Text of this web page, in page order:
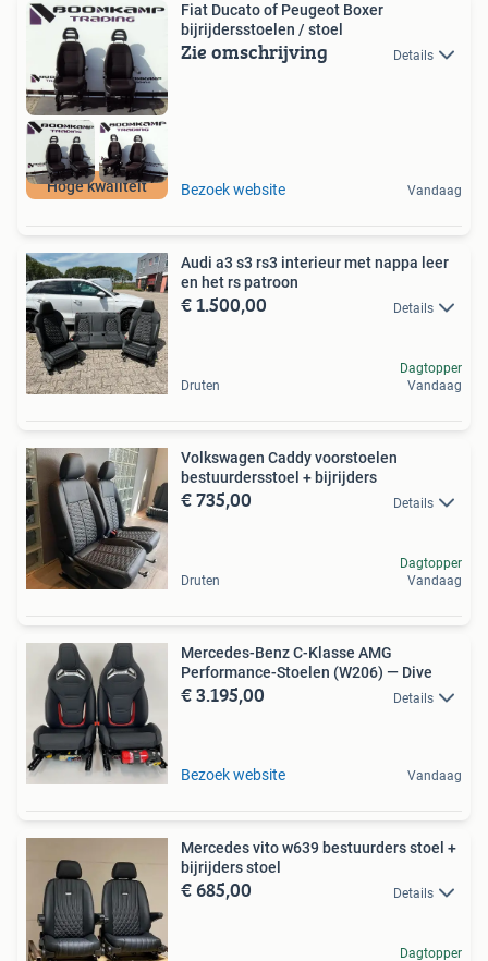
Hoge kwaliteit
Fiat Ducato of Peugeot Boxer
bijrijdersstoelen / stoel
Zie omschrijving Details
Bezoek website Vandaag
Audi a3 s3 rs3 interieur met nappa leer
en het rs patroon
€ 1.500,00 Details
Druten
Dagtopper
Vandaag
Volkswagen Caddy voorstoelen
bestuurdersstoel + bijrijders
€ 735,00 Details
Druten
Dagtopper
Vandaag
Mercedes-Benz C-Klasse AMG
Performance-Stoelen (W206) — Dive
€ 3.195,00 Details
Bezoek website Vandaag
Mercedes vito w639 bestuurders stoel +
bijrijders stoel
€ 685,00 Details
Dagtopper